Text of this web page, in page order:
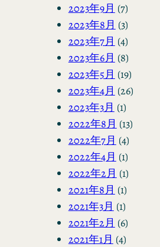
2023年9月 (7)
2023年8月 (3)
2023年7月 (4)
2023年6月 (8)
2023年5月 (19)
2023年4月 (26)
2023年3月 (1)
2022年8月 (13)
2022年7月 (4)
2022年4月 (1)
2022年2月 (1)
2021年8月 (1)
2021年3月 (1)
2021年2月 (6)
2021年1月 (4)